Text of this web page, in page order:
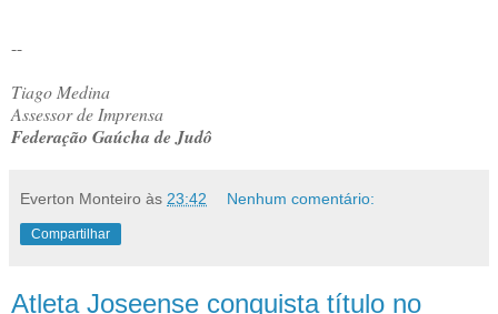
--
Tiago Medina
Assessor de Imprensa
Federação Gaúcha de Judô
Everton Monteiro às 23:42 Nenhum comentário:
Compartilhar
Atleta Joseense conquista título no